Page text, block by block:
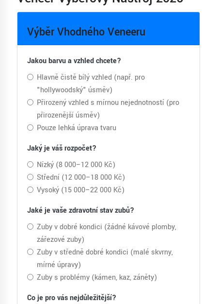
Výběr Vhodného Veneeru
Jakou barvu a vzhled chcete?
Hlavně čistě bílý vzhled (např. pro
"hollywoodský" úsměv)
Přirozený vzhled s mírnou nejednotností (pro
přirozenější úsměv)
Pouze lehká úprava tvaru
Jaký je váš rozpočet?
Nízký (8 000–12 000 Kč)
Střední (12 000–18 000 Kč)
Vysoký (15 000–22 000 Kč)
Jaké je vaše zdravotní stav zubů?
Zuby v dobré kondici (žádné kávové plomby,
zářezové zuby)
Zuby v středně dobré kondici (malé skvrny,
mírné úpravy)
Zuby s problémy (kámen, kaz, záněty)
Co je pro vás nejdůležitější?